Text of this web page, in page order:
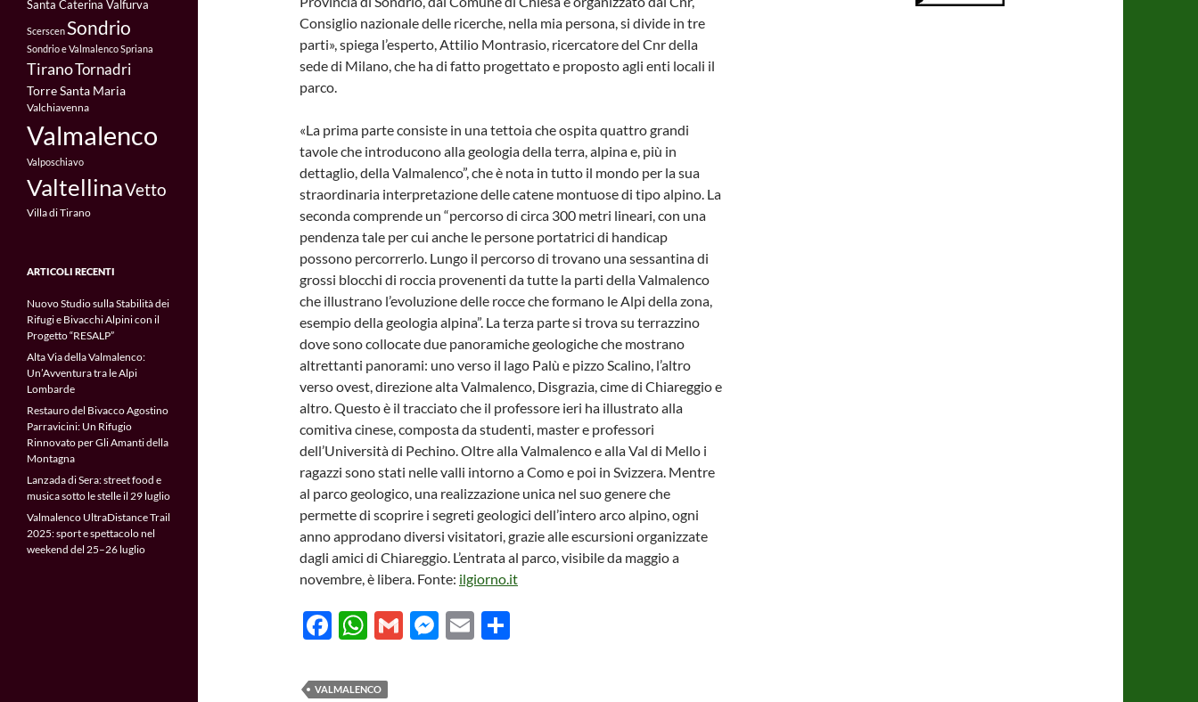
Consiglio nazionale delle ricerche, nella mia persona, si divide in tre
parti», spiega l’esperto, Attilio Montrasio, ricercatore del Cnr della
sede di Milano, che ha di fatto progettato e proposto agli enti locali il
parco.
«La prima parte consiste in una tettoia che ospita quattro grandi
tavole che introducono alla geologia della terra, alpina e, più in
dettaglio, della Valmalenco”, che è nota in tutto il mondo per la sua
straordinaria interpretazione delle catene montuose di tipo alpino. La
seconda comprende un “percorso di circa 300 metri lineari, con una
pendenza tale per cui anche le persone portatrici di handicap
possono percorrerlo. Lungo il percorso di trovano una sessantina di
grossi blocchi di roccia provenenti da tutte la parti della Valmalenco
che illustrano l’evoluzione delle rocce che formano le Alpi della zona,
esempio della geologia alpina”. La terza parte si trova su terrazzino
dove sono collocate due panoramiche geologiche che mostrano
altrettanti panorami: uno verso il lago Palù e pizzo Scalino, l’altro
verso ovest, direzione alta Valmalenco, Disgrazia, cime di Chiareggio e
altro. Questo è il tracciato che il professore ieri ha illustrato alla
comitiva cinese, composta da studenti, master e professori
dell’Università di Pechino. Oltre alla Valmalenco e alla Val di Mello i
ragazzi sono stati nelle valli intorno a Como e poi in Svizzera. Mentre
al parco geologico, una realizzazione unica nel suo genere che
permette di scoprire i segreti geologici dell’intero arco alpino, ogni
anno approdano diversi visitatori, grazie alle escursioni organizzate
dagli amici di Chiareggio. L’entrata al parco, visibile da maggio a
novembre, è libera. Fonte: ilgiorno.it
F
e
W
at
G
M E
VALMALENCO
Santa Caterina Valfurva
ScerscenSondrio
Sondrio e ValmalencoSpriana
TiranoTornadri
Torre Santa Maria
Valchiavenna
Valmalenco
Valposchiavo
ValtellinaVetto
Villa di Tirano
ARTICOLI RECENTI
Nuovo Studio sulla Stabilità dei
Rifugi e Bivacchi Alpini con il
Progetto “RESALP”
Alta Via della Valmalenco:
Un’Avventura tra le Alpi
Lombarde
Restauro del Bivacco Agostino
Parravicini: Un Rifugio
Rinnovato per Gli Amanti della
Montagna
Lanzada di Sera: street food e
musica sotto le stelle il 29 luglio
Valmalenco UltraDistance Trail
2025: sport e spettacolo nel
weekend del 25–26 luglio